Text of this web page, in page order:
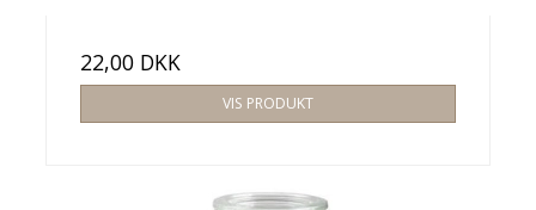
22,00 DKK
VIS PRODUKT